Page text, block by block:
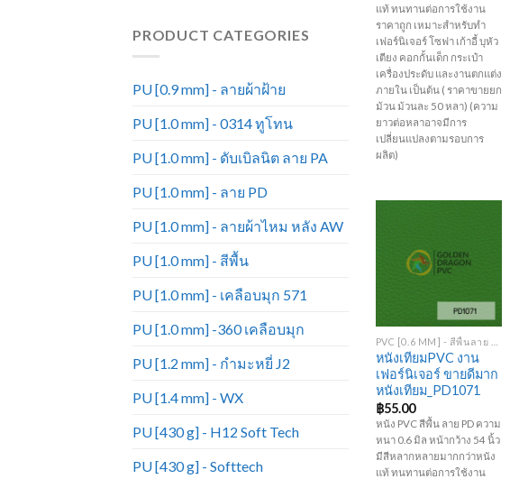
PRODUCT CATEGORIES
PU [0.9 mm] - ลายผ้าฝ้าย
PU [1.0 mm] - 0314 ทูโทน
PU [1.0 mm] - ดับเบิลนิต ลาย PA
PU [1.0 mm] - ลาย PD
PU [1.0 mm] - ลายผ้าไหม หลัง AW
PU [1.0 mm] - สีพื้น
PU [1.0 mm] - เคลือบมุก 571
PU [1.0 mm] -360 เคลือบมุก
PU [1.2 mm] - กำมะหยี่ J2
PU [1.4 mm] - WX
PU [430 g] - H12 Soft Tech
PU [430 g] - Softtech
แท้ ทนทานต่อการใช้งาน
ราคาถูก เหมาะสำหรับทำ
เฟอร์นิเจอร์ โซฟา เก้าอี้ บุหัว
เตียง คอกกั้นเด็ก กระเป๋า
เครื่องประดับ และงานตกแต่ง
ภายใน เป็นต้น ( ราคาขายยก
ม้วน ม้วนละ 50 หลา) (ความ
ยาวต่อหลาอาจมีการ
เปลี่ยนแปลงตามรอบการ
ผลิต)
หนังเทียมPVC งาน
เฟอร์นิเจอร์ ขายดีมาก
หนังเทียม_PD1071
฿55.00
หนัง PVC สีพื้น ลาย PD ความ
หนา 0.6 มิล หน้ากว้าง 54 นิ้ว
มีสีหลากหลายมากกว่าหนัง
แท้ ทนทานต่อการใช้งาน